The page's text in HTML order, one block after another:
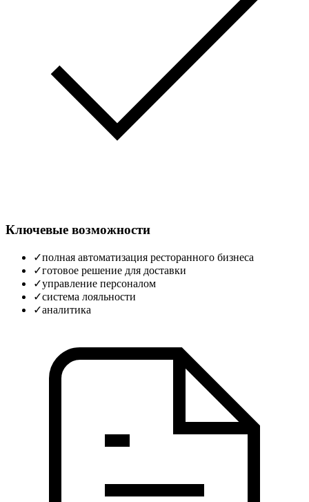
Ключевые возможности
✓полная автоматизация ресторанного бизнеса
✓готовое решение для доставки
✓управление персоналом
✓система лояльности
✓аналитика